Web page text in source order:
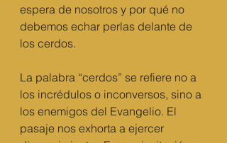
espera de nosotros y por qué no
debemos echar perlas delante de
los cerdos.
La palabra “cerdos” se refiere no a
los incrédulos o inconversos, sino a
los enemigos del Evangelio. El
pasaje nos exhorta a ejercer